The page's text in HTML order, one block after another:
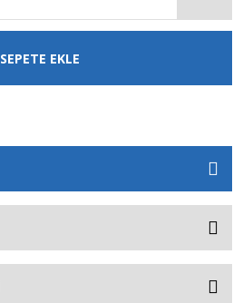
SEPETE EKLE